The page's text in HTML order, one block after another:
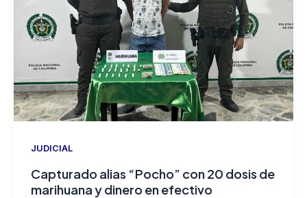
JUDICIAL
Capturado alias “Pocho” con 20 dosis de
marihuana y dinero en efectivo